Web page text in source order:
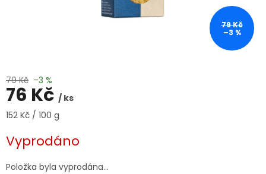
79 Kč
–3 %
79 Kč –3 %
76 Kč / ks
Měrná
152 Kč / 100 g
Vyprodáno
Položka byla vyprodána…